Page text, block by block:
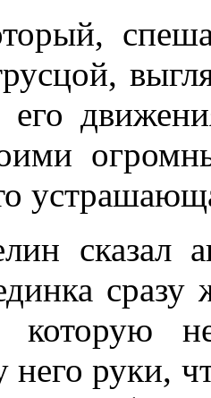
сказал
которую
него руки,